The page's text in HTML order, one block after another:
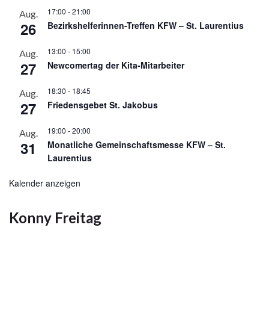
Aug.
26
17:00 -21:00
Bezirkshelferinnen-Treffen KFW – St. Laurentius
Aug.
27
13:00 - 15:00
Newcomertag der Kita-Mitarbeiter
Aug.
27
18:30 - 18:45
Friedensgebet St. Jakobus
Aug.
31
19:00 -20:00
Monatliche Gemeinschaftsmesse KFW – St.
Laurentius
Kalender anzeigen
Konny Freitag